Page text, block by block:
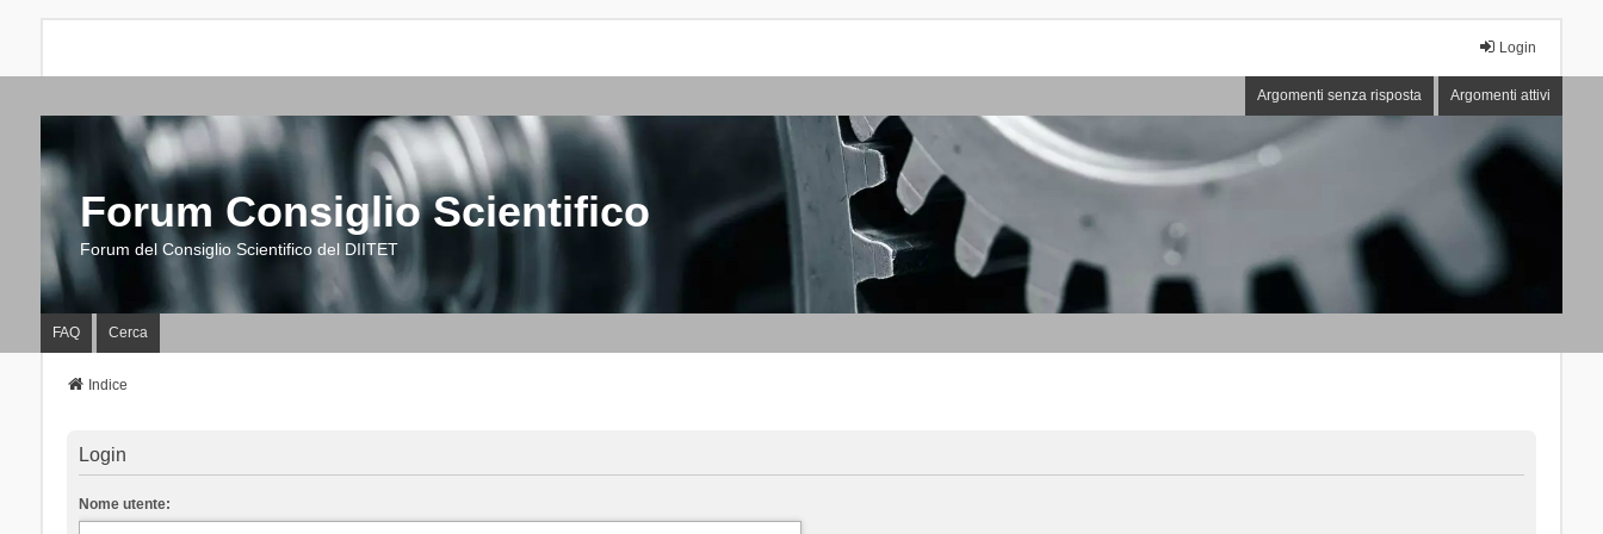
Login
Argomenti senza risposta Argomenti attivi
Forum Consiglio Scientifico
Forum del Consiglio Scientifico del DIITET
FAQ Cerca
Indice
Login
Nome utente: